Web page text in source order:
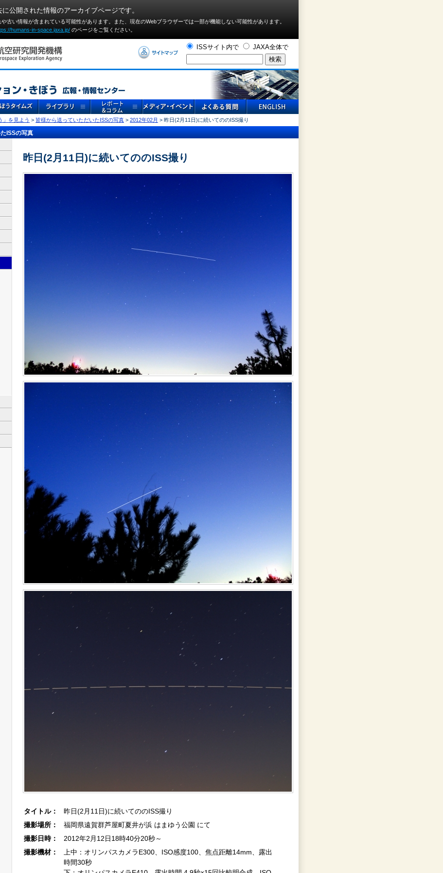
公開された情報のアーカイブページです。
古い情報が含まれている可能性があります。また、現在のWebブラウザーでは⼀部が機能しない可能性があります。
humans-in-space.jaxa.jp/ のページをご覧ください。
ISSサイト内で JAXA全体で
」を見よう > 皆様から送っていただいたISSの写真 > 2012年02月 > 昨日(2月11日)に続いてののISS撮り
ISSの写真
昨日(2月11日)に続いてののISS撮り
タイトル：
昨日(2月11日)に続いてののISS撮り
撮影場所：
福岡県遠賀群芦屋町夏井が浜 はまゆう公園 にて
撮影日時：
2012年2月12日18時40分20秒～
撮影機材：
上中：オリンパスカメラE300、ISO感度100、焦点距離14mm、露出
時間30秒